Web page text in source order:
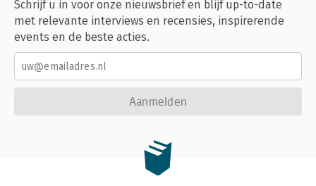
Schrijf u in voor onze nieuwsbrief en blijf up-to-date
met relevante interviews en recensies, inspirerende
events en de beste acties.
Aanmelden